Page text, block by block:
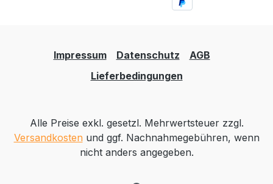
Impressum Datenschutz
AGB
Lieferbedingungen
Alle Preise exkl. gesetzl. Mehrwertsteuer zzgl.
Versandkosten und ggf. Nachnahmegebühren, wenn
nicht anders angegeben.